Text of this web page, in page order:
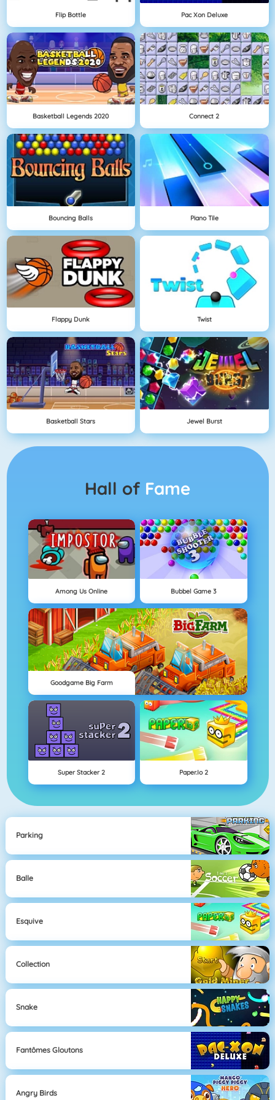
Flip Bottle Pac Xon Deluxe
Basketball Legends 2020 Connect 2
Bouncing Balls Piano Tile
Flappy Dunk Twist
Basketball Stars Jewel Burst
Hall of Fame
Among Us Online Bubbel Game 3
Goodgame Big Farm
Super Stacker 2 Paper.io 2
Parking
Balle
Esquive
Collection
Snake
Fantômes Gloutons
Angry Birds